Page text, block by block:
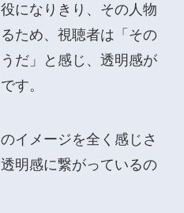
になりきり、その人物
ため、視聴者は「その
だ」と感じ、透明感が
す。
イメージを全く感じさ
明感に繋がっているの